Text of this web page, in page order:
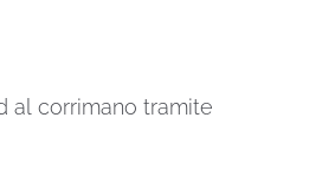
al corrimano tramite